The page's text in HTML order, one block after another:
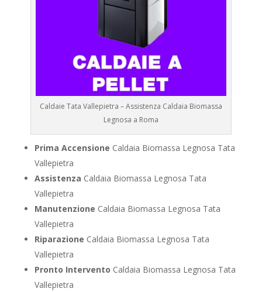
Caldaie Tata Vallepietra – Assistenza Caldaia Biomassa
Legnosa a Roma
Prima Accensione Caldaia Biomassa Legnosa Tata
Vallepietra
Assistenza Caldaia Biomassa Legnosa Tata
Vallepietra
Manutenzione Caldaia Biomassa Legnosa Tata
Vallepietra
Riparazione Caldaia Biomassa Legnosa Tata
Vallepietra
Pronto Intervento Caldaia Biomassa Legnosa Tata
Vallepietra